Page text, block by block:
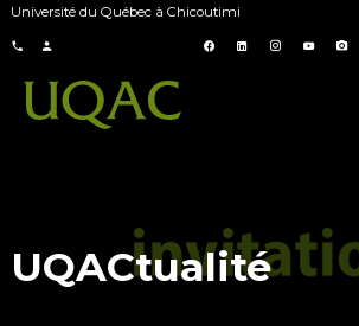
Université du Québec à Chicoutimi
UQACtualité